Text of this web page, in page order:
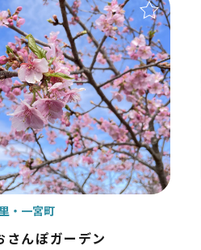
さんぽガーデン
一宮町